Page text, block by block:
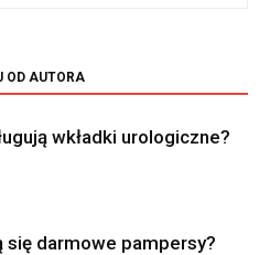
OD AUTORA
wkładki urologiczne?
się darmowe pampersy?